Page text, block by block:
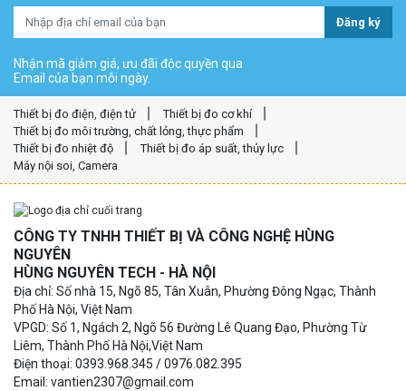
Đăng ký
Nhận mã giảm giá, ưu đãi độc quyền qua
Email của bạn mỗi ngày.
Thiết bị đo điện, điện tử
Thiết bị đo cơ khí
Thiết bị đo môi trường, chất lỏng, thực phẩm
Thiết bị đo nhiệt độ
Thiết bị đo áp suất, thủy lực
Máy nội soi, Camera
CÔNG TY TNHH THIẾT BỊ VÀ CÔNG NGHỆ HÙNG
NGUYÊN
HÙNG NGUYÊN TECH - HÀ NỘI
Địa chỉ: Số nhà 15, Ngõ 85, Tân Xuân, Phường Đông Ngạc, Thành
Phố Hà Nội, Việt Nam
VPGD: Số 1, Ngách 2, Ngõ 56 Đường Lê Quang Đạo, Phường Từ
Liêm, Thành Phố Hà Nội,Việt Nam
Điện thoại: 0393.968.345 / 0976.082.395
Email: vantien2307@gmail.com